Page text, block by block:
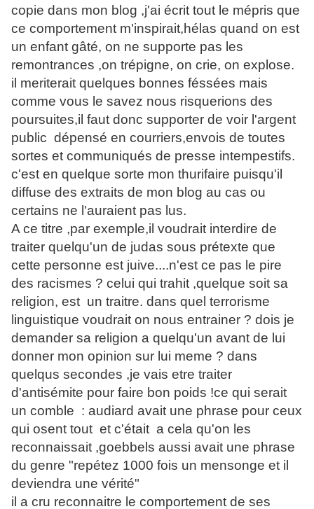
copie dans mon blog ,j'ai écrit tout le mépris que
ce comportement m'inspirait,hélas quand on est
un enfant gâté, on ne supporte pas les
remontrances ,on trépigne, on crie, on explose.
il meriterait quelques bonnes féssées mais
comme vous le savez nous risquerions des
poursuites,il faut donc supporter de voir l'argent
public dépensé en courriers,envois de toutes
sortes et communiqués de presse intempestifs.
c'est en quelque sorte mon thurifaire puisqu'il
diffuse des extraits de mon blog au cas ou
certains ne l'auraient pas lus.
A ce titre ,par exemple,il voudrait interdire de
traiter quelqu'un de judas sous prétexte que
cette personne est juive....n'est ce pas le pire
des racismes ? celui qui trahit ,quelque soit sa
religion, est un traitre. dans quel terrorisme
linguistique voudrait on nous entrainer ? dois je
demander sa religion a quelqu'un avant de lui
donner mon opinion sur lui meme ? dans
quelqus secondes ,je vais etre traiter
d'antisémite pour faire bon poids !ce qui serait
un comble : audiard avait une phrase pour ceux
qui osent tout et c'était a cela qu'on les
reconnaissait ,goebbels aussi avait une phrase
du genre "repétez 1000 fois un mensonge et il
deviendra une vérité"
il a cru reconnaitre le comportement de ses